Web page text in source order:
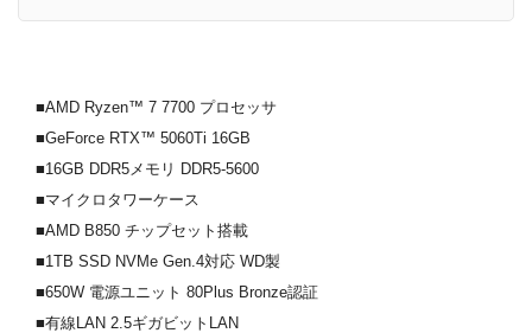
■AMD Ryzen™ 7 7700 プロセッサ
■GeForce RTX™ 5060Ti 16GB
■16GB DDR5メモリ DDR5-5600
■マイクロタワーケース
■AMD B850 チップセット搭載
■1TB SSD NVMe Gen.4対応 WD製
■650W 電源ユニット 80Plus Bronze認証
■有線LAN 2.5ギガビットLAN